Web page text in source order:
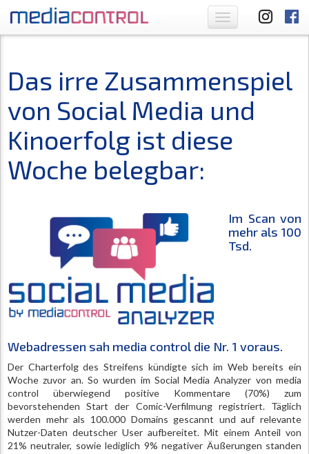
Toggle
navigation
Das irre Zusammenspiel
von Social Media und
Kinoerfolg ist diese
Woche belegbar:
Im Scan von
mehr als 100
Tsd.
Webadressen sah media control die Nr. 1 voraus.
Der Charterfolg des Streifens kündigte sich im Web bereits ein
Woche zuvor an. So wurden im Social Media Analyzer von media
control überwiegend positive Kommentare (70%) zum
bevorstehenden Start der Comic-Verfilmung registriert. Täglich
werden mehr als 100.000 Domains gescannt und auf relevante
Nutzer-Daten deutscher User aufbereitet. Mit einem Anteil von
21% neutraler, sowie lediglich 9% negativer Äußerungen standen